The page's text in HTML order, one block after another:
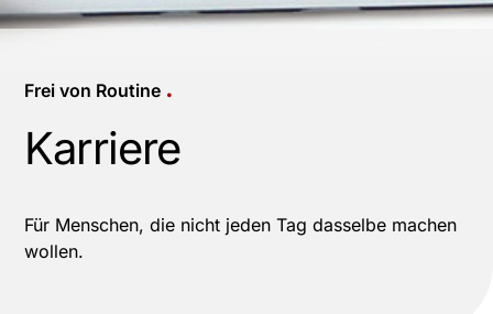
Frei von Routine .
Karriere
Für Menschen, die nicht jeden Tag dasselbe machen
wollen.